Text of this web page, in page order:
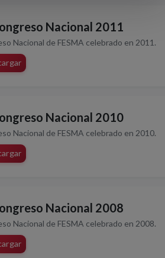
Nacional 2011
Nacional de FESMA celebrado en 2011.
Nacional 2010
Nacional de FESMA celebrado en 2010.
Nacional 2008
Nacional de FESMA celebrado en 2008.